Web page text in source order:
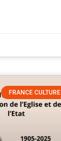
FRANCE CULTURE